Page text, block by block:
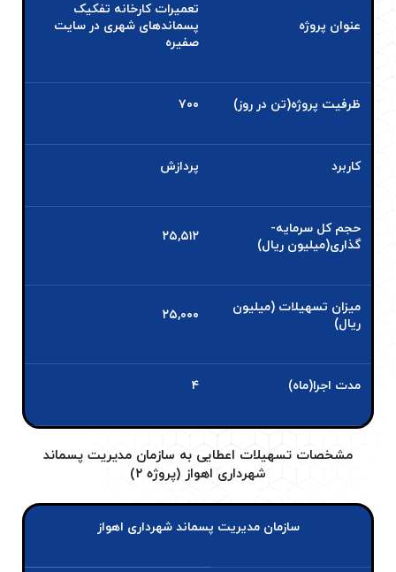
عنوان پروژه
تعمیرات کارخانه تفکیک
پسماندهای شهری در سایت
صفیره
ظرفیت پروژه(تن در روز) ۷۰۰
کاربرد پردازش
حجم کل سرمایه­
گذاری(میلیون ریال)
۲۵,۵۱۲
میزان تسهیلات (میلیون
ریال)
۲۵,۰۰۰
مدت اجرا(ماه) ۴
مشخصات تسهیلات اعطایی به سازمان مدیریت پسماند
شهرداری اهواز (پروژه ۲)
سازمان مدیریت پسماند شهرداری اهواز